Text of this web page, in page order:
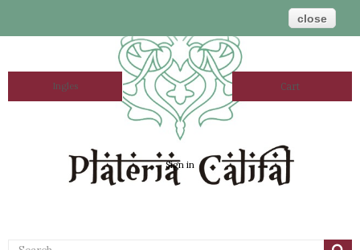
Ingles
Sign in
Cart
close